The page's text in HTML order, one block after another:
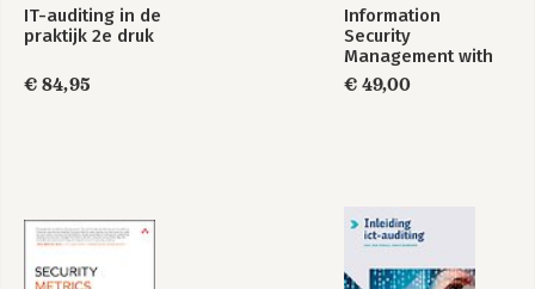
IT-auditing in de
praktijk 2e druk
€ 84,95
Information
Security
Management with
ITIL V3
€ 49,00